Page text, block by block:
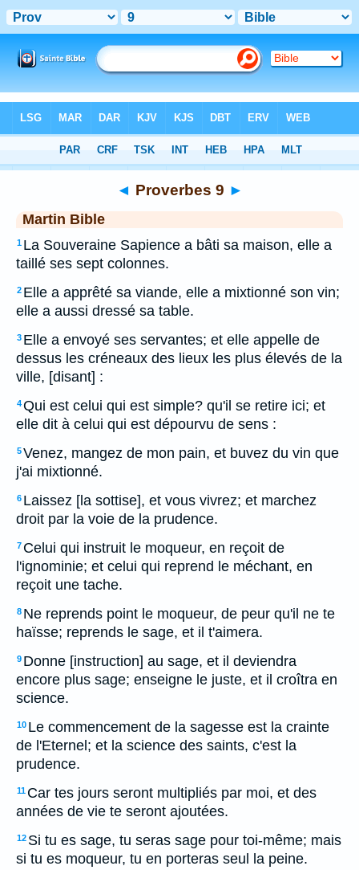
> Proverbes 9
◄ Proverbes 9 ►
Martin Bible
1 La Souveraine Sapience a bâti sa maison, elle a
taillé ses sept colonnes.
2 Elle a apprêté sa viande, elle a mixtionné son vin;
elle a aussi dressé sa table.
3 Elle a envoyé ses servantes; et elle appelle de
dessus les créneaux des lieux les plus élevés de la
ville, [disant] :
4Qui est celui qui est simple? qu'il se retire ici; et
elle dit à celui qui est dépourvu de sens :
5Venez, mangez de mon pain, et buvez du vin que
j'ai mixtionné.
6 Laissez [la sottise], et vous vivrez; et marchez
droit par la voie de la prudence.
7 Celui qui instruit le moqueur, en reçoit de
l'ignominie; et celui qui reprend le méchant, en
reçoit une tache.
8 Ne reprends point le moqueur, de peur qu'il ne te
haïsse; reprends le sage, et il t'aimera.
9 Donne [instruction] au sage, et il deviendra
encore plus sage; enseigne le juste, et il croîtra en
science.
10 Le commencement de la sagesse est la crainte
de l'Eternel; et la science des saints, c'est la
prudence.
11 Car tes jours seront multipliés par moi, et des
années de vie te seront ajoutées.
12 Si tu es sage, tu seras sage pour toi-même; mais
si tu es moqueur, tu en porteras seul la peine.